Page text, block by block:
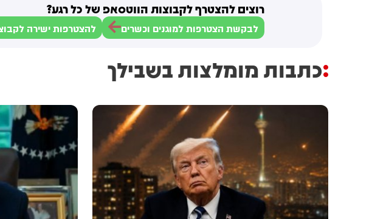
רוצים להצטרף לקבוצות הווטסאפ של כל רגע?
לבקשת הצטרפות למוגנים וכשרים להצטרפות ישירה
כתבות מומלצות בשבילך